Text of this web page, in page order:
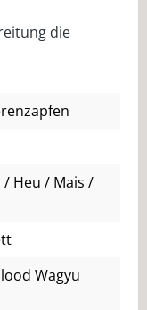
die
/ Heu / Mais /
Wagyu